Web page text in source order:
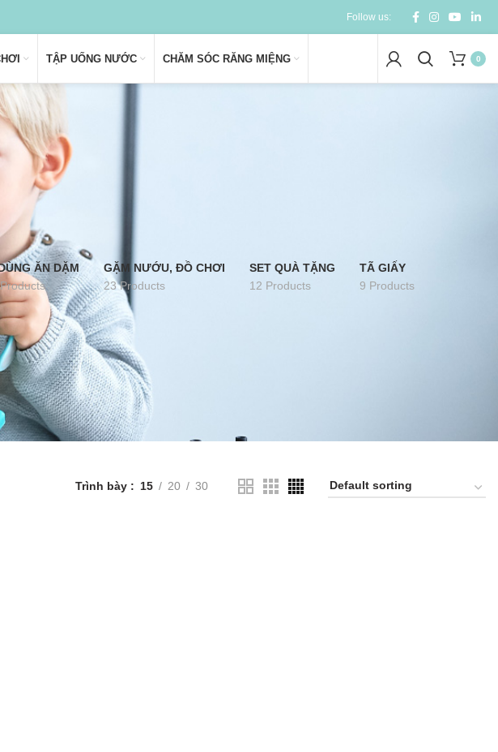
Follow us:
TẬP UỐNG NƯỚC CHĂM SÓC RĂNG MIỆNG 0
ĂN DẶM
GẶM NƯỚU, ĐỒ CHƠI
23 Products
SET QUÀ TẶNG
12 Products
TÃ GIẤY
9 Products
Trình bày 15 20 30